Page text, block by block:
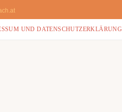
UND DATENSCHUTZERKLÄRUNG